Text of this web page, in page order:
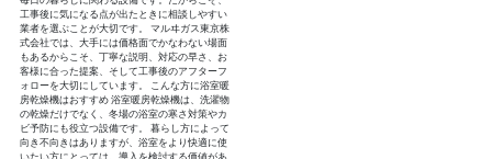
工事後に気になる点が出たときに相談しやすい
業者を選ぶことが大切です。 マルヰガス東京株
式会社では、大手には価格面でかなわない場面
もあるからこそ、丁寧な説明、対応の早さ、お
客様に合った提案、そして工事後のアフターフ
ォローを大切にしています。 こんな方に浴室暖
房乾燥機はおすすめ 浴室暖房乾燥機は、洗濯物
の乾燥だけでなく、冬場の浴室の寒さ対策やカ
ビ予防にも役立つ設備です。 暮らし方によって
向き不向きはありますが、浴室をより快適に使
いたい方にとっては、導入を検討する価値があ